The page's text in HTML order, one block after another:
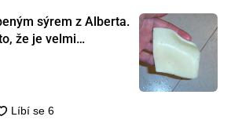
sýrem z Alberta.
že je velmi